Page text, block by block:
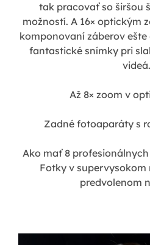
tak pracovať so širšou
možností. A 16× optickým
komponovaní záberov
fantastické snímky pri
videá.
Až 8× zoom v
Zadné fotoaparáty s
Ako mať 8
Fotky v supervysokom
predvolenom